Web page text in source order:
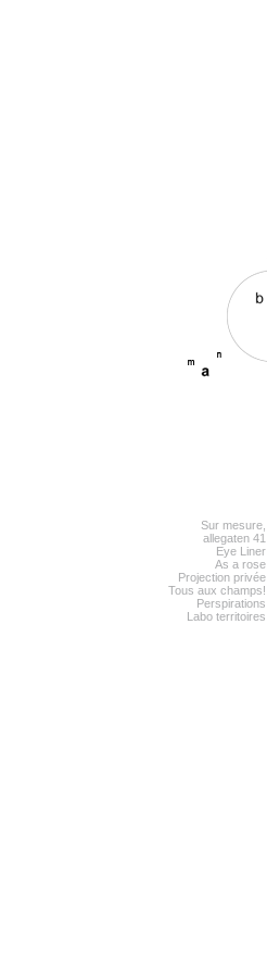
Sur mesure,
allegaten 41
Eye Liner
As a rose
Projection privée
Tous aux champs!
Perspirations
Labo territoires